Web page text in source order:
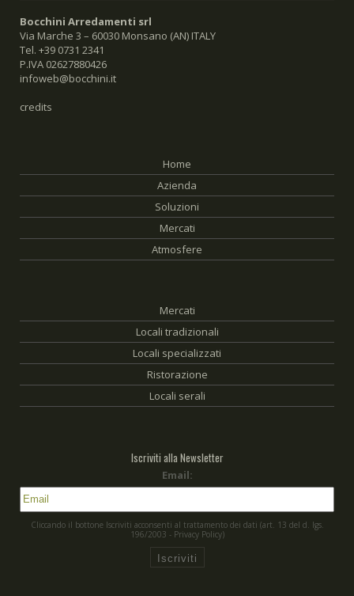
Bocchini Arredamenti srl
Via Marche 3 – 60030 Monsano (AN) ITALY
Tel. +39 0731 2341
P.IVA 02627880426
infoweb@bocchini.it
credits
Home
Azienda
Soluzioni
Mercati
Atmosfere
Mercati
Locali tradizionali
Locali specializzati
Ristorazione
Locali serali
Iscriviti alla Newsletter
Email:
Cliccando il bottone Iscriviti acconsenti al trattamento dei dati (art. 13 del d. Igs.
196/2003 - Privacy Policy)